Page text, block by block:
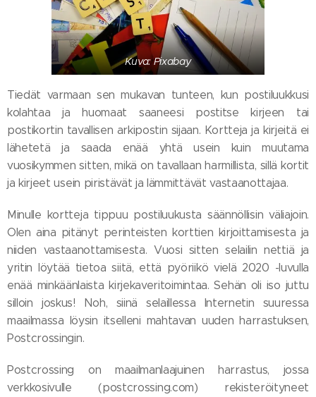
Kuva: Pixabay
Tiedät varmaan sen mukavan tunteen, kun postiluukkusi
kolahtaa ja huomaat saaneesi postitse kirjeen tai
postikortin tavallisen arkipostin sijaan. Kortteja ja kirjeitä ei
lähetetä ja saada enää yhtä usein kuin muutama
vuosikymmen sitten, mikä on tavallaan harmillista, sillä kortit
ja kirjeet usein piristävät ja lämmittävät vastaanottajaa.
Minulle kortteja tippuu postiluukusta säännöllisin väliajoin.
Olen aina pitänyt perinteisten korttien kirjoittamisesta ja
niiden vastaanottamisesta. Vuosi sitten selailin nettiä ja
yritin löytää tietoa siitä, että pyöriikö vielä 2020 -luvulla
enää minkäänlaista kirjekaveritoimintaa. Sehän oli iso juttu
silloin joskus! Noh, siinä selaillessa Internetin suuressa
maailmassa löysin itselleni mahtavan uuden harrastuksen,
Postcrossingin.
Postcrossing on maailmanlaajuinen harrastus, jossa
verkkosivulle (postcrossing.com) rekisteröityneet